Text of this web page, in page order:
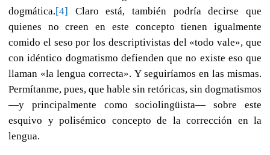
dogmática.[4] Claro está, también podría decirse que
quienes no creen en este concepto tienen igualmente
comido el seso por los descriptivistas del «todo vale», que
con idéntico dogmatismo defienden que no existe eso que
llaman «la lengua correcta». Y seguiríamos en las mismas.
Permítanme, pues, que hable sin retóricas, sin dogmatismos
—y principalmente como sociolingüista— sobre este
esquivo y polisémico concepto de la corrección en la
lengua.